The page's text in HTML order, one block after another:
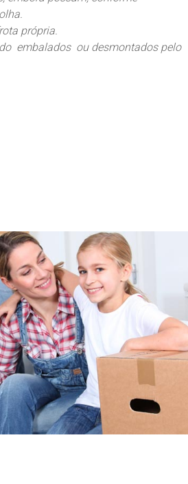
própria.
embalados ou desmontados pelo